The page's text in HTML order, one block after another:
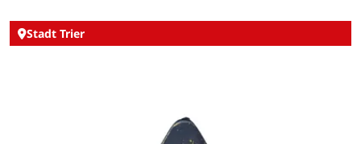
Stadt Trier